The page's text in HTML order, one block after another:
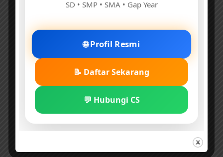
SD • SMP • SMA • Gap Year
🌐 Profil Resmi
📝 Daftar Sekarang
💬 Hubungi CS